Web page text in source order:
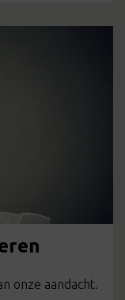
onze aandacht.